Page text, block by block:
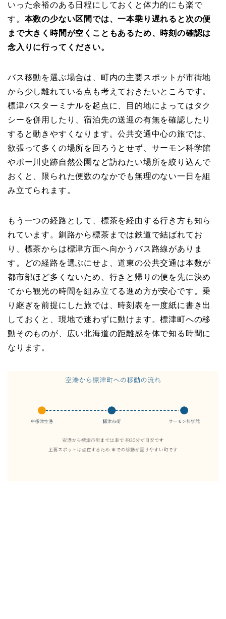
いった余裕のある日程にしておくと体力的にも楽で
す。 本数の少ない区間では、一本乗り遅れると次の便
まで大きく時間が空くこともあるため、時刻の確認は
念入りに行ってください。
バス移動を選ぶ場合は、町内の主要スポットが市街地
から少し離れている点も考えておきたいところです。
標津バスターミナルを起点に、目的地によってはタク
シーを併用したり、宿泊先の送迎の有無を確認したり
すると動きやすくなります。公共交通中心の旅では、
欲張って多くの場所を回ろうとせず、サーモン科学館
やポー川史跡自然公園など訪ねたい場所を絞り込んで
おくと、限られた便数のなかでも無理のない一日を組
み立てられます。
もう一つの経路として、標茶を経由する行き方も知ら
れています。釧路から標茶までは鉄道で結ばれてお
り、標茶からは標津方面へ向かうバス路線がありま
す。どの経路を選ぶにせよ、道東の公共交通は本数が
都市部ほど多くないため、行きと帰りの便を先に決め
てから観光の時間を組み立てる進め方が安心です。乗
り継ぎを前提にした旅では、時刻表を一度紙に書き出
しておくと、現地で迷わずに動けます。標津町への移
動そのものが、広い北海道の距離感を体で知る時間に
なります。